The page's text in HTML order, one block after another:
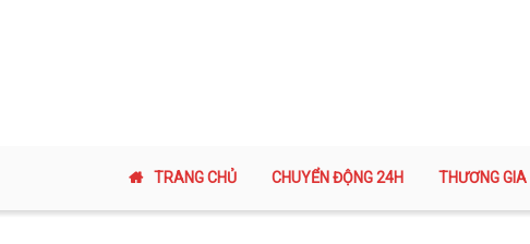
TRANG CHỦ CHUYỂN ĐỘNG 24H THƯƠNG GIA